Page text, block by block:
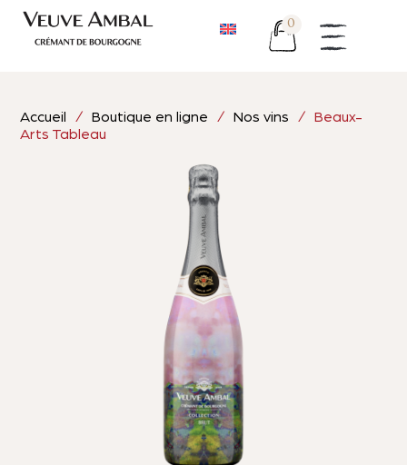
0
Accueil /Boutique en ligne /Nos vins / Beaux-
Arts Tableau